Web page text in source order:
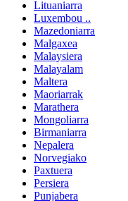
Lituaniarra
Luxembou ..
Mazedoniarra
Malgaxea
Malaysiera
Malayalam
Maltera
Maoriarrak
Marathera
Mongoliarra
Birmaniarra
Nepalera
Norvegiako
Paxtuera
Persiera
Punjabera